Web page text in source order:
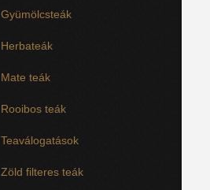
Gyümölcsteák
Herbateák
Mate teák
Rooibos teák
Teaválogatások
Zöld filteres teák